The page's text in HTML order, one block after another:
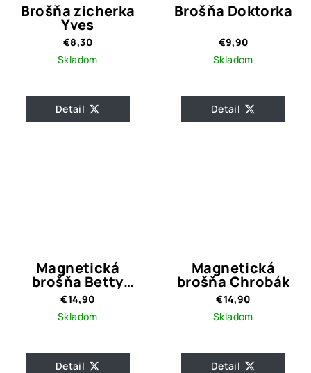
Brošňa zicherka
Yves
€8,30
Skladom
Detail
Brošňa Doktorka
€9,90
Skladom
Detail
Magnetická
brošňa Betty
Turquoise
€14,90
Skladom
Detail
Magnetická
brošňa Chrobák
€14,90
Skladom
Detail